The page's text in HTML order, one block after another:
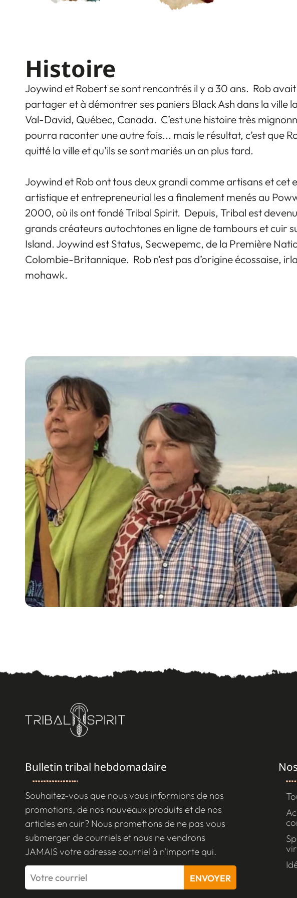
Histoire
Joywind et Robert se sont rencontrés il y a 30 ans. Rob
partager et à démontrer ses paniers Black Ash dans la ville
Val-David, Québec, Canada. C’est une histoire très
pourra raconter une autre fois... mais le résultat, c’est que
quitté la ville et qu’ils se sont mariés un an plus tard.
Joywind et Rob ont tous deux grandi comme artisans et cet
artistique et entrepreneurial les a finalement menés au
2000, où ils ont fondé Tribal Spirit. Depuis, Tribal est devenu
grands créateurs autochtones en ligne de tambours et cuir
Island. Joywind est Status, Secwepemc, de la Première
Colombie-Britannique. Rob n’est pas d’origine écossaise,
mohawk.
Bulletin tribal hebdomadaire
Souhaitez-vous que nous vous informions de nos
promotions, de nos nouveaux produits et de nos
articles en cuir? Nous promettons de ne pas vous
submerger de courriels et nous ne vendrons
JAMAIS votre adresse courriel à n'importe qui.
ENVOYER